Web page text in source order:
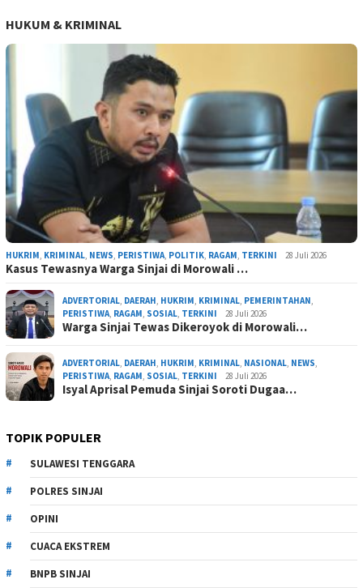
HUKUM & KRIMINAL
HUKRIM, KRIMINAL, NEWS, PERISTIWA, POLITIK, RAGAM, TERKINI 28 Juli 2026
Kasus Tewasnya Warga Sinjai di Morowali …
ADVERTORIAL, DAERAH, HUKRIM, KRIMINAL, PEMERINTAHAN,
PERISTIWA, RAGAM, SOSIAL, TERKINI 28 Juli 2026
Warga Sinjai Tewas Dikeroyok di Morowali…
ADVERTORIAL, DAERAH, HUKRIM, KRIMINAL, NASIONAL, NEWS,
PERISTIWA, RAGAM, SOSIAL, TERKINI 28 Juli 2026
Isyal Aprisal Pemuda Sinjai Soroti Dugaa…
TOPIK POPULER
SULAWESI TENGGARA
POLRES SINJAI
OPINI
CUACA EKSTREM
BNPB SINJAI